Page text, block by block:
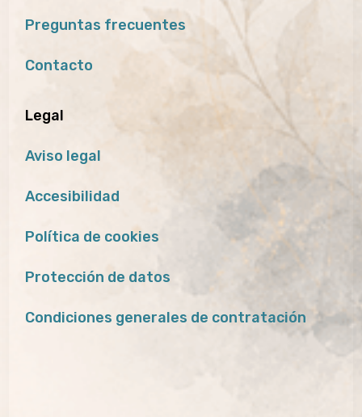
Preguntas frecuentes
Contacto
Legal
Aviso legal
Accesibilidad
Política de cookies
Protección de datos
Condiciones generales de contratación